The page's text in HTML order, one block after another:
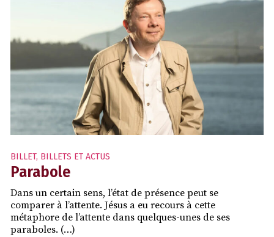
BILLET, BILLETS ET ACTUS
Parabole
Dans un certain sens, l’état de présence peut se
comparer à l’attente. Jésus a eu recours à cette
métaphore de l’attente dans quelques-unes de ses
paraboles. (…)